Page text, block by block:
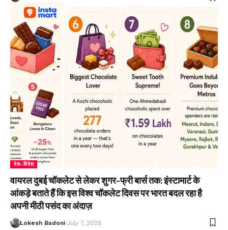
देश-विदेश
वायरल दुबई चॉकलेट से लेकर शुगर-फ्री बार्स तक: इंस्टामार्ट के
आंकड़े बताते हैं कि इस विश्व चॉकलेट दिवस पर भारत बदल रहा है
अपनी मीठी पसंद का अंदाज़
Lokesh Badoni July 7, 2026